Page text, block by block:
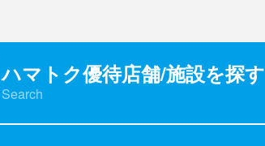
ハマトク優待店舗/施設を探す
Search